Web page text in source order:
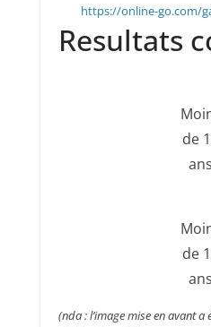
https://online-go.com/
Resultats
de
ans
de
ans
(nda : l’image mise en avant a